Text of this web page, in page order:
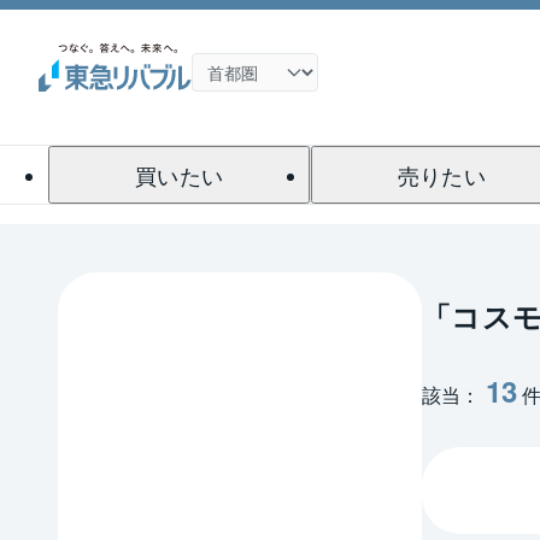
買いたい 売りたい
「コス
該当： 13